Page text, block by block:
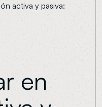
activa y pasiva:
en